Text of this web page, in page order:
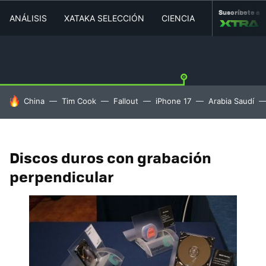
ANÁLISIS XATAKA SELECCIÓN CIENCIA MOVILIDAD
Suscríbete a
HOY SE HABLA DE
China Tim Cook Fallout iPhone 17 Arabia Saudí
Discos duros con grabación
perpendicular